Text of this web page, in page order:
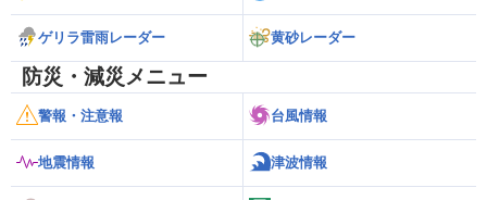
ゲリラ雷雨レーダー 黄砂レーダー
防災・減災メニュー
警報・注意報 台風情報
地震情報 津波情報